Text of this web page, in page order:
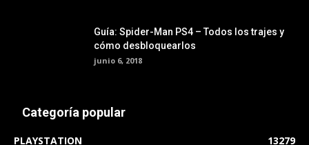
Guía: Spider-Man PS4 – Todos los trajes y
cómo desbloquearlos
junio 6, 2018
Categoría popular
PLAYSTATION
13279